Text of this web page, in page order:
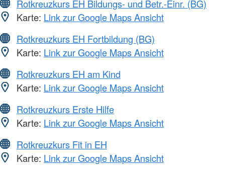
Rotkreuzkurs EH Bildungs- und Betr.-Einr. (BG)
Karte: Link zur Google Maps Ansicht
Rotkreuzkurs EH Fortbildung (BG)
Karte: Link zur Google Maps Ansicht
Rotkreuzkurs EH am Kind
Karte: Link zur Google Maps Ansicht
Rotkreuzkurs Erste Hilfe
Karte: Link zur Google Maps Ansicht
Rotkreuzkurs Fit in EH
Karte: Link zur Google Maps Ansicht